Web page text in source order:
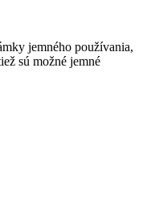
jemného používania,
sú možné jemné